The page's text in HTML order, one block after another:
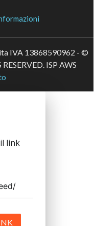
IVA 13868590962 - ©
ISP AWS
link